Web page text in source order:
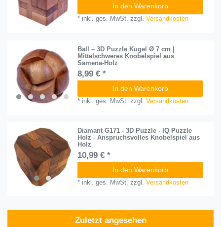
In den Warenkorb
* inkl. ges. MwSt. zzgl.Versandkosten
Ball – 3D Puzzle Kugel Ø 7 cm |
Mittelschweres Knobelspiel aus
Samena-Holz
8,99 € *
In den Warenkorb
* inkl. ges. MwSt. zzgl.Versandkosten
Diamant G171 - 3D Puzzle - IQ Puzzle
Holz - Anspruchsvolles Knobelspiel aus
Holz
10,99 € *
In den Warenkorb
* inkl. ges. MwSt. zzgl.Versandkosten
Zuletzt angesehen